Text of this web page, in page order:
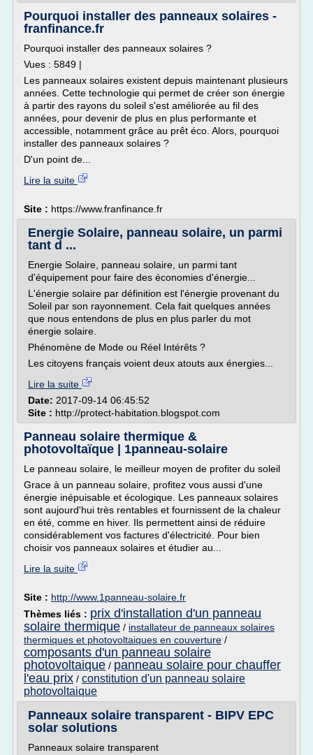
Pourquoi installer des panneaux solaires -
franfinance.fr
Pourquoi installer des panneaux solaires ?
Vues : 5849 |
Les panneaux solaires existent depuis maintenant plusieurs
années. Cette technologie qui permet de créer son énergie
à partir des rayons du soleil s'est améliorée au fil des
années, pour devenir de plus en plus performante et
accessible, notamment grâce au prêt éco. Alors, pourquoi
installer des panneaux solaires ?
D'un point de...
Lire la suite
Site : https://www.franfinance.fr
Energie Solaire, panneau solaire, un parmi
tant d ...
Energie Solaire, panneau solaire, un parmi tant
d'équipement pour faire des économies d'énergie...
L'énergie solaire par définition est l'énergie provenant du
Soleil par son rayonnement. Cela fait quelques années
que nous entendons de plus en plus parler du mot
énergie solaire.
Phénomène de Mode ou Réel Intérêts ?
Les citoyens français voient deux atouts aux énergies...
Lire la suite
Date: 2017-09-14 06:45:52
Site : http://protect-habitation.blogspot.com
Panneau solaire thermique &
photovoltaïque | 1panneau-solaire
Le panneau solaire, le meilleur moyen de profiter du soleil
Grace à un panneau solaire, profitez vous aussi d'une
énergie inépuisable et écologique. Les panneaux solaires
sont aujourd'hui très rentables et fournissent de la chaleur
en été, comme en hiver. Ils permettent ainsi de réduire
considérablement vos factures d'électricité. Pour bien
choisir vos panneaux solaires et étudier au...
Lire la suite
Site : http://www.1panneau-solaire.fr
Thèmes liés : prix d'installation d'un panneau
solaire thermique / installateur de panneaux solaires
thermiques et photovoltaiques en couverture /
composants d'un panneau solaire
photovoltaique / panneau solaire pour chauffer
l'eau prix / constitution d'un panneau solaire
photovoltaique
Panneaux solaire transparent - BIPV EPC
solar solutions
Panneaux solaire transparent